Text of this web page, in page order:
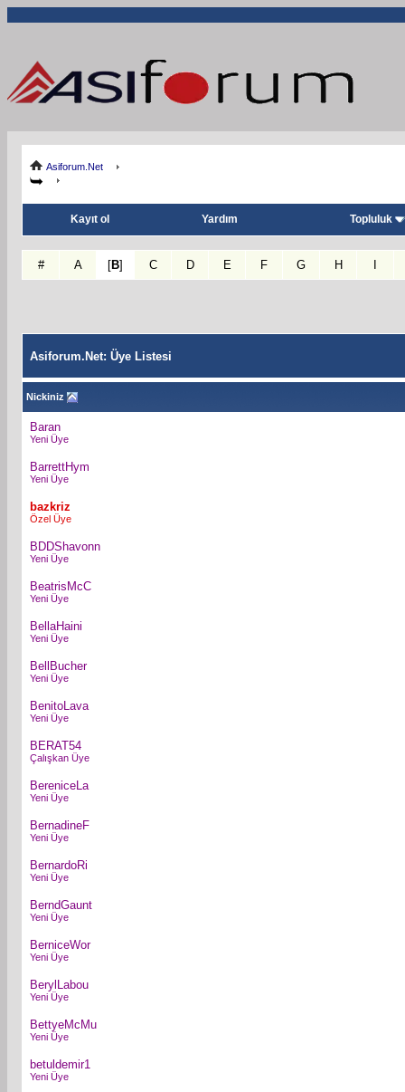
Asiforum.Net
Kayıt ol Yardım Topluluk
# A [B] C D E F G H I
Asiforum.Net: Üye Listesi
Nickiniz
Baran
Yeni Üye
BarrettHym
Yeni Üye
bazkriz
Özel Üye
BDDShavonn
Yeni Üye
BeatrisMcC
Yeni Üye
BellaHaini
Yeni Üye
BellBucher
Yeni Üye
BenitoLava
Yeni Üye
BERAT54
Çalışkan Üye
BereniceLa
Yeni Üye
BernadineF
Yeni Üye
BernardoRi
Yeni Üye
BerndGaunt
Yeni Üye
BerniceWor
Yeni Üye
BerylLabou
Yeni Üye
BettyeMcMu
Yeni Üye
betuldemir1
Yeni Üye